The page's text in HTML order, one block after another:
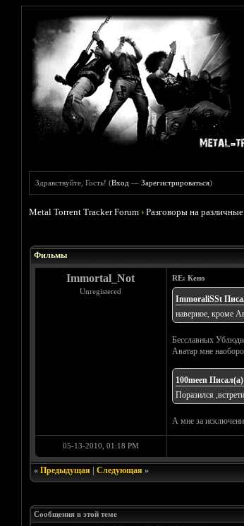
Здравствуйте, Гость! (Вход —Зарегистрироваться)
Metal Torrent Tracker Forum ›Разговоры на
Фильмы
Immortal_Not
Unregistered
RE: Кено
ImmoraliSSt
наверное, кроме
Бесславных
Аватар мне
100meen
Поразился
А мне за
05-13-2010, 01:18 PM
« Предыдущая| Следующая»
Сообщения в этой теме